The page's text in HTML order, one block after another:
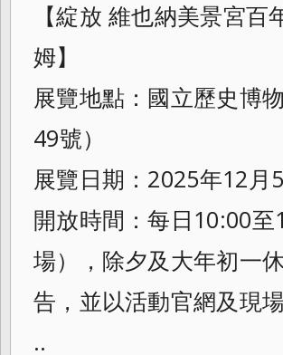
【綻放 維也納美景宮
姆】
展覽地點：國立歷史博
49號）
展覽日期：2025年12月
開放時間：每日10:00
場），除夕及大年初一
告，並以活動官網及現場
..